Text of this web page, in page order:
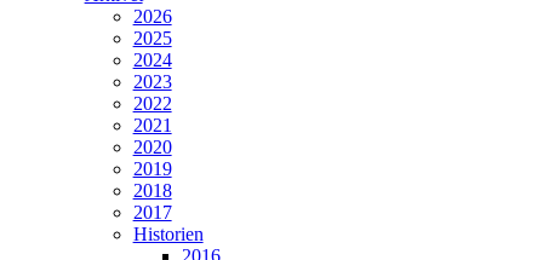
2026
2025
2024
2023
2022
2021
2020
2019
2018
2017
Historien
2016